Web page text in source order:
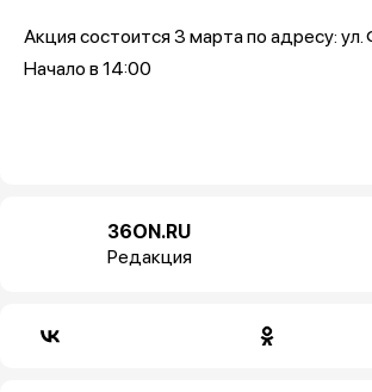
Акция состоится 3 марта по адресу: ул.
Начало в 14:00
36ON.RU
Редакция